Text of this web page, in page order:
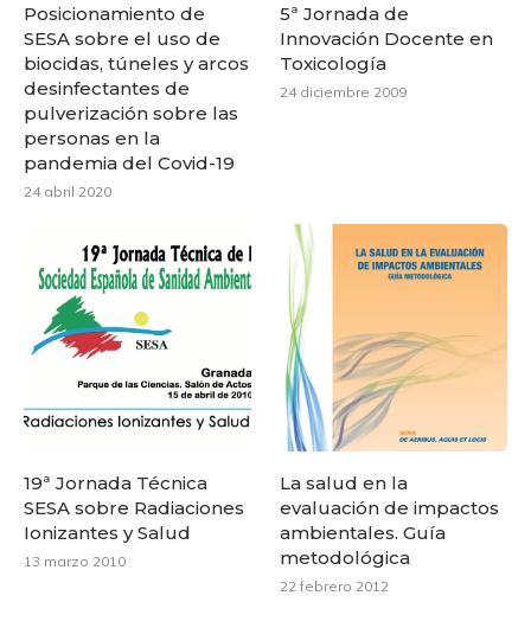
Posicionamiento de
SESA sobre el uso de
biocidas, túneles y arcos
desinfectantes de
pulverización sobre las
personas en la
pandemia del Covid-19
24 abril 2020
5ª Jornada de
Innovación Docente en
Toxicología
24 diciembre 2009
19ª Jornada Técnica
SESA sobre Radiaciones
Ionizantes y Salud
13 marzo 2010
La salud en la
evaluación de impactos
ambientales. Guía
metodológica
22 febrero 2012